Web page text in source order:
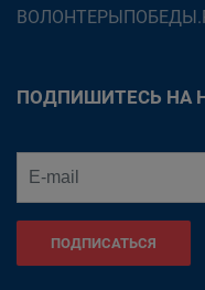
ПОДПИШИТЕСЬ НА
ПОДПИСАТЬСЯ